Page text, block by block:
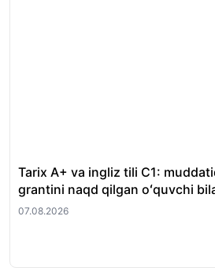
Tarix A+ va ingliz tili C1:
grantini naqd qilgan oʻquvchi
07.08.2026